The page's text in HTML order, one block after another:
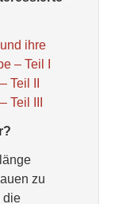
ihre
– Teil I
Teil II
Teil III
zu
die